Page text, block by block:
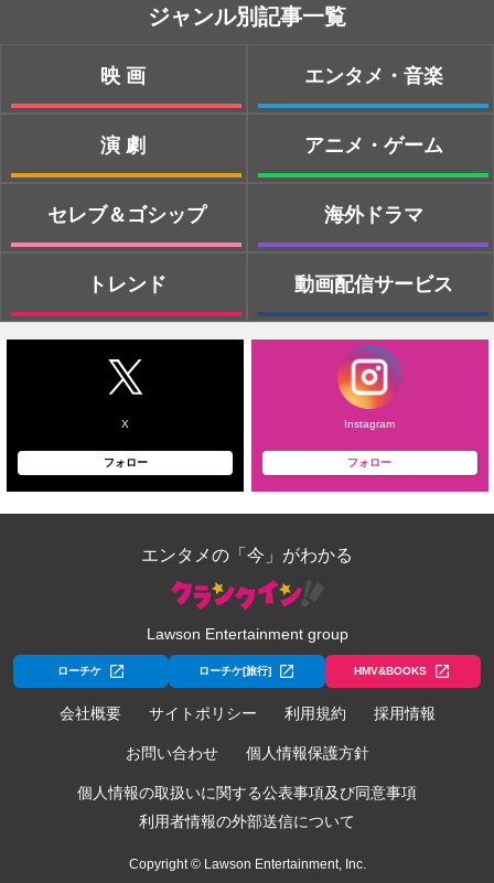
ジャンル別記事一覧
映画
演劇
セレブ＆ゴシップ
トレンド
エンタメ・音楽
アニメ・ゲーム
海外ドラマ
動画配信サービス
X
フォロー
Instagram
フォロー
エンタメの「今」がわかる
Lawson Entertainment group
ローチケ ローチケ[旅行] HMV&BOOKS
会社概要 サイトポリシー 利用規約 採用情報
お問い合わせ 個人情報保護方針
個人情報の取扱いに関する公表事項及び同意事項
利用者情報の外部送信について
Copyright © Lawson Entertainment, Inc.